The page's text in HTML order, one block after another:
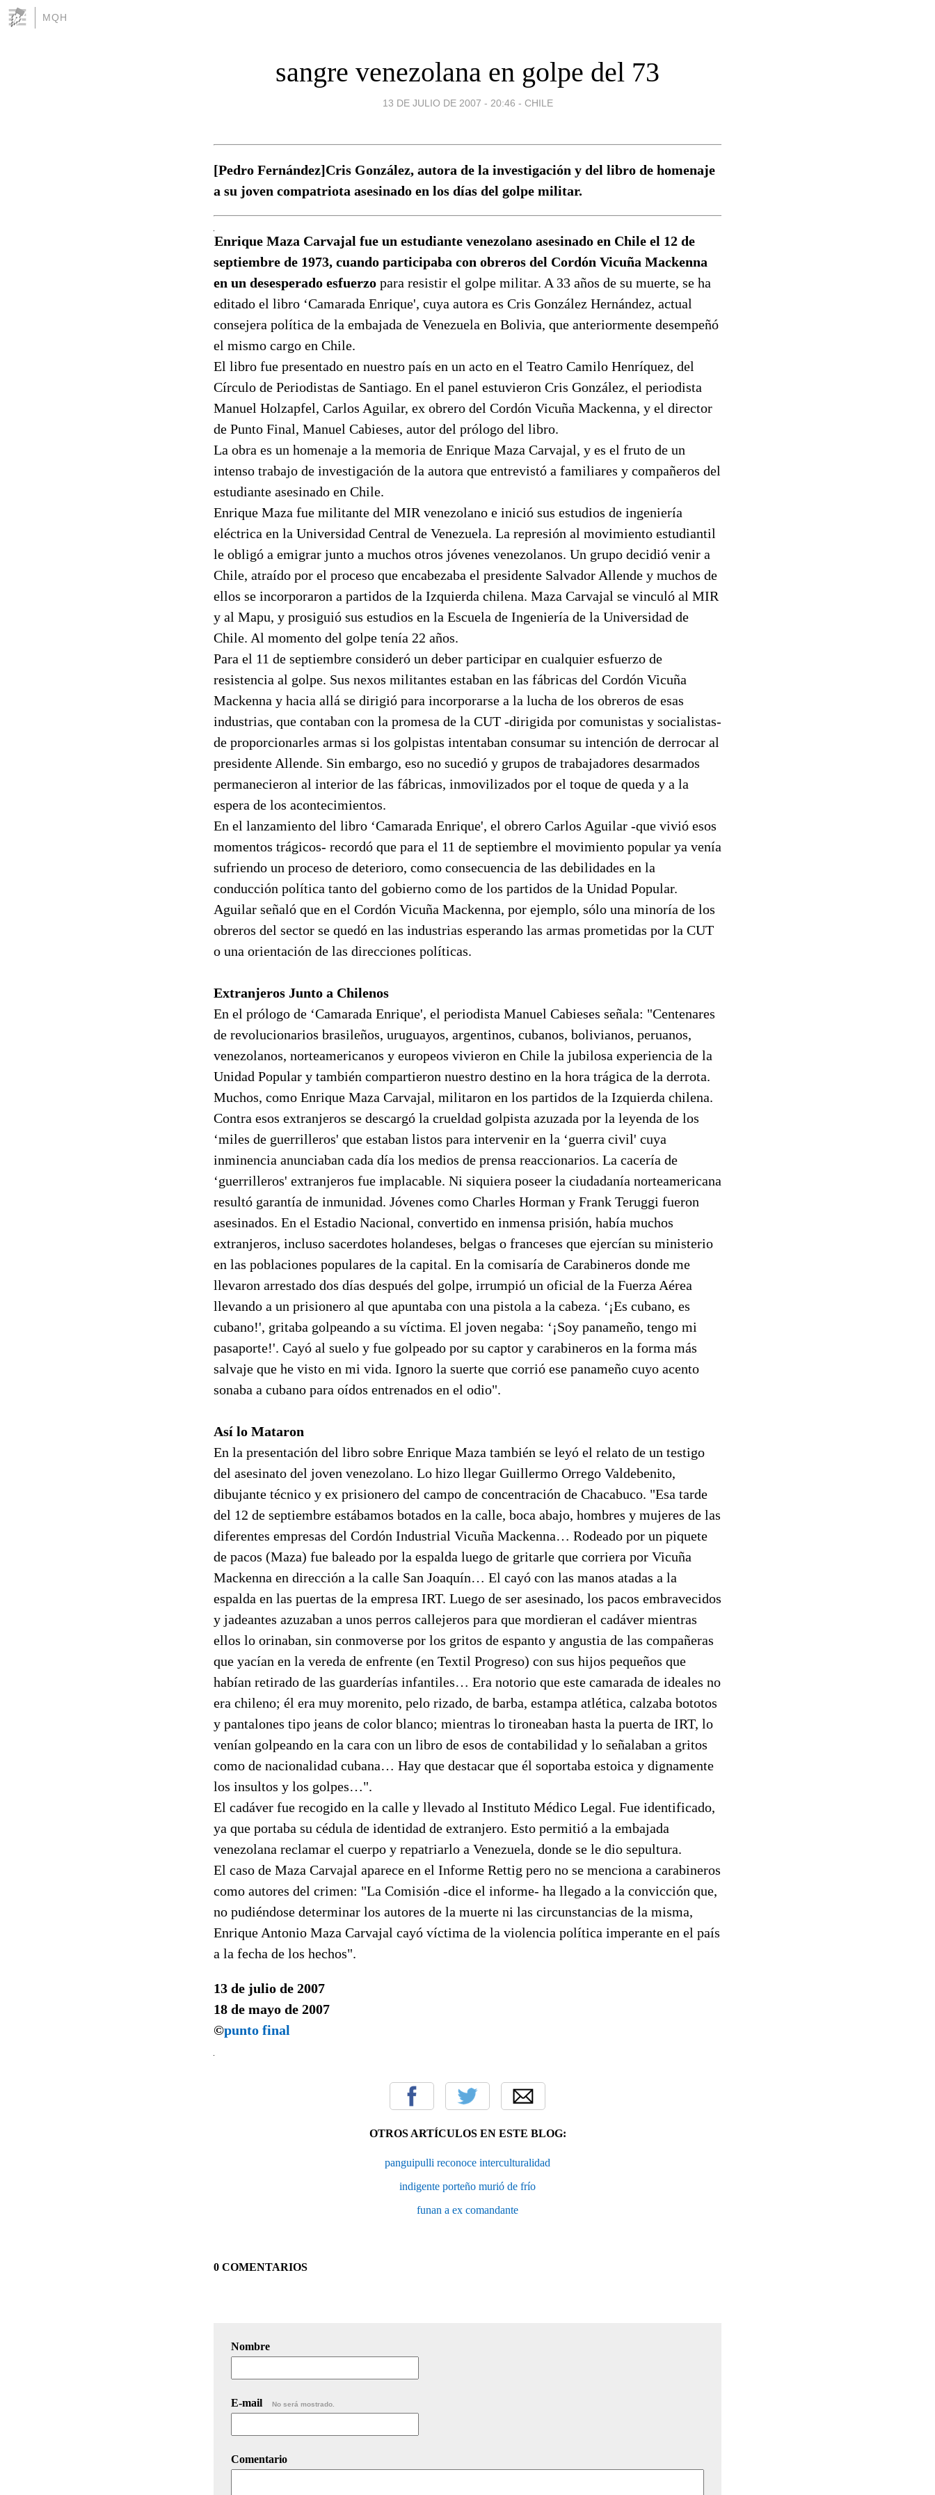
MQH
sangre venezolana en golpe del 73
13 DE JULIO DE 2007 - 20:46 - CHILE
[Pedro Fernández]Cris González, autora de la investigación y del libro de homenaje
a su joven compatriota asesinado en los días del golpe militar.
Enrique Maza Carvajal fue un estudiante venezolano asesinado en Chile el 12 de
septiembre de 1973, cuando participaba con obreros del Cordón Vicuña Mackenna
en un desesperado esfuerzo para resistir el golpe militar. A 33 años de su muerte, se ha
editado el libro ‘Camarada Enrique', cuya autora es Cris González Hernández, actual
consejera política de la embajada de Venezuela en Bolivia, que anteriormente desempeñó
el mismo cargo en Chile.
El libro fue presentado en nuestro país en un acto en el Teatro Camilo Henríquez, del
Círculo de Periodistas de Santiago. En el panel estuvieron Cris González, el periodista
Manuel Holzapfel, Carlos Aguilar, ex obrero del Cordón Vicuña Mackenna, y el director
de Punto Final, Manuel Cabieses, autor del prólogo del libro.
La obra es un homenaje a la memoria de Enrique Maza Carvajal, y es el fruto de un
intenso trabajo de investigación de la autora que entrevistó a familiares y compañeros del
estudiante asesinado en Chile.
Enrique Maza fue militante del MIR venezolano e inició sus estudios de ingeniería
eléctrica en la Universidad Central de Venezuela. La represión al movimiento estudiantil
le obligó a emigrar junto a muchos otros jóvenes venezolanos. Un grupo decidió venir a
Chile, atraído por el proceso que encabezaba el presidente Salvador Allende y muchos de
ellos se incorporaron a partidos de la Izquierda chilena. Maza Carvajal se vinculó al MIR
y al Mapu, y prosiguió sus estudios en la Escuela de Ingeniería de la Universidad de
Chile. Al momento del golpe tenía 22 años.
Para el 11 de septiembre consideró un deber participar en cualquier esfuerzo de
resistencia al golpe. Sus nexos militantes estaban en las fábricas del Cordón Vicuña
Mackenna y hacia allá se dirigió para incorporarse a la lucha de los obreros de esas
industrias, que contaban con la promesa de la CUT -dirigida por comunistas y socialistas-
de proporcionarles armas si los golpistas intentaban consumar su intención de derrocar al
presidente Allende. Sin embargo, eso no sucedió y grupos de trabajadores desarmados
permanecieron al interior de las fábricas, inmovilizados por el toque de queda y a la
espera de los acontecimientos.
En el lanzamiento del libro ‘Camarada Enrique', el obrero Carlos Aguilar -que vivió esos
momentos trágicos- recordó que para el 11 de septiembre el movimiento popular ya venía
sufriendo un proceso de deterioro, como consecuencia de las debilidades en la
conducción política tanto del gobierno como de los partidos de la Unidad Popular.
Aguilar señaló que en el Cordón Vicuña Mackenna, por ejemplo, sólo una minoría de los
obreros del sector se quedó en las industrias esperando las armas prometidas por la CUT
o una orientación de las direcciones políticas.
Extranjeros Junto a Chilenos
En el prólogo de ‘Camarada Enrique', el periodista Manuel Cabieses señala: "Centenares
de revolucionarios brasileños, uruguayos, argentinos, cubanos, bolivianos, peruanos,
venezolanos, norteamericanos y europeos vivieron en Chile la jubilosa experiencia de la
Unidad Popular y también compartieron nuestro destino en la hora trágica de la derrota.
Muchos, como Enrique Maza Carvajal, militaron en los partidos de la Izquierda chilena.
Contra esos extranjeros se descargó la crueldad golpista azuzada por la leyenda de los
‘miles de guerrilleros' que estaban listos para intervenir en la ‘guerra civil' cuya
inminencia anunciaban cada día los medios de prensa reaccionarios. La cacería de
‘guerrilleros' extranjeros fue implacable. Ni siquiera poseer la ciudadanía norteamericana
resultó garantía de inmunidad. Jóvenes como Charles Horman y Frank Teruggi fueron
asesinados. En el Estadio Nacional, convertido en inmensa prisión, había muchos
extranjeros, incluso sacerdotes holandeses, belgas o franceses que ejercían su ministerio
en las poblaciones populares de la capital. En la comisaría de Carabineros donde me
llevaron arrestado dos días después del golpe, irrumpió un oficial de la Fuerza Aérea
llevando a un prisionero al que apuntaba con una pistola a la cabeza. ‘¡Es cubano, es
cubano!', gritaba golpeando a su víctima. El joven negaba: ‘¡Soy panameño, tengo mi
pasaporte!'. Cayó al suelo y fue golpeado por su captor y carabineros en la forma más
salvaje que he visto en mi vida. Ignoro la suerte que corrió ese panameño cuyo acento
sonaba a cubano para oídos entrenados en el odio".
Así lo Mataron
En la presentación del libro sobre Enrique Maza también se leyó el relato de un testigo
del asesinato del joven venezolano. Lo hizo llegar Guillermo Orrego Valdebenito,
dibujante técnico y ex prisionero del campo de concentración de Chacabuco. "Esa tarde
del 12 de septiembre estábamos botados en la calle, boca abajo, hombres y mujeres de las
diferentes empresas del Cordón Industrial Vicuña Mackenna… Rodeado por un piquete
de pacos (Maza) fue baleado por la espalda luego de gritarle que corriera por Vicuña
Mackenna en dirección a la calle San Joaquín… El cayó con las manos atadas a la
espalda en las puertas de la empresa IRT. Luego de ser asesinado, los pacos embravecidos
y jadeantes azuzaban a unos perros callejeros para que mordieran el cadáver mientras
ellos lo orinaban, sin conmoverse por los gritos de espanto y angustia de las compañeras
que yacían en la vereda de enfrente (en Textil Progreso) con sus hijos pequeños que
habían retirado de las guarderías infantiles… Era notorio que este camarada de ideales no
era chileno; él era muy morenito, pelo rizado, de barba, estampa atlética, calzaba bototos
y pantalones tipo jeans de color blanco; mientras lo tironeaban hasta la puerta de IRT, lo
venían golpeando en la cara con un libro de esos de contabilidad y lo señalaban a gritos
como de nacionalidad cubana… Hay que destacar que él soportaba estoica y dignamente
los insultos y los golpes…".
El cadáver fue recogido en la calle y llevado al Instituto Médico Legal. Fue identificado,
ya que portaba su cédula de identidad de extranjero. Esto permitió a la embajada
venezolana reclamar el cuerpo y repatriarlo a Venezuela, donde se le dio sepultura.
El caso de Maza Carvajal aparece en el Informe Rettig pero no se menciona a carabineros
como autores del crimen: "La Comisión -dice el informe- ha llegado a la convicción que,
no pudiéndose determinar los autores de la muerte ni las circunstancias de la misma,
Enrique Antonio Maza Carvajal cayó víctima de la violencia política imperante en el país
a la fecha de los hechos".
13 de julio de 2007
18 de mayo de 2007
©punto final
OTROS ARTÍCULOS EN ESTE BLOG:
panguipulli reconoce interculturalidad
indigente porteño murió de frío
funan a ex comandante
0 COMENTARIOS
Nombre
E-mail No será mostrado.
Comentario